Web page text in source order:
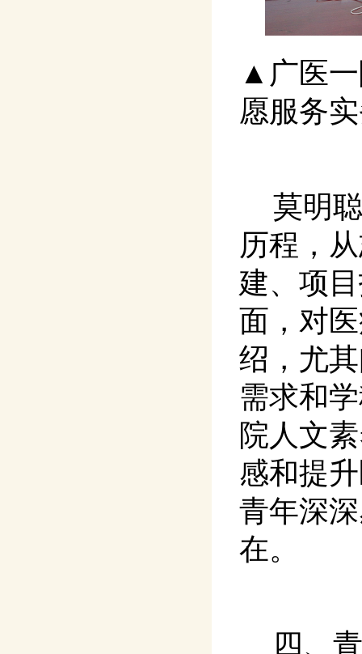
▲广医一
愿服务
莫明
历程，
建、项
面，对
绍，尤
需求和
院人文
感和提
青年深
在。
四、